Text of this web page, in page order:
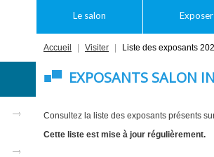
Le salon Exposer
Accueil Visiter Liste des exposants
■▀ EXPOSANTS SALON
Consultez la liste des exposants présents
Cette liste est mise à jour régulièrement.